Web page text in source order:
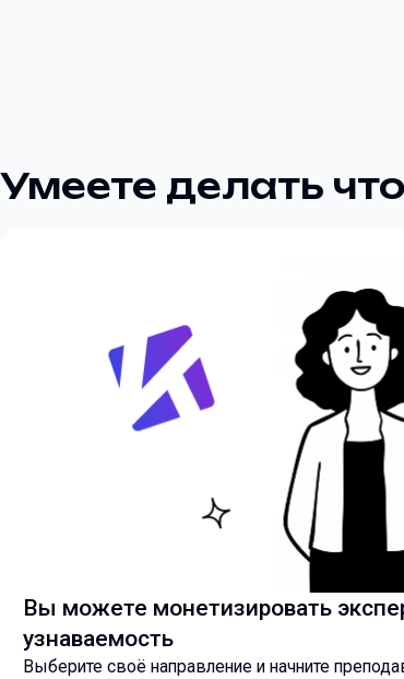
Умеете делать
Вы можете монетизировать
узнаваемость
Выберите своё направление и начните